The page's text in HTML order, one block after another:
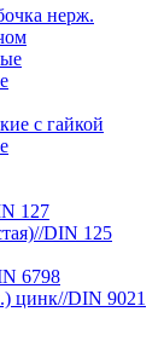
нерж.
с гайкой
127
DIN 125
6798
цинк//DIN 9021